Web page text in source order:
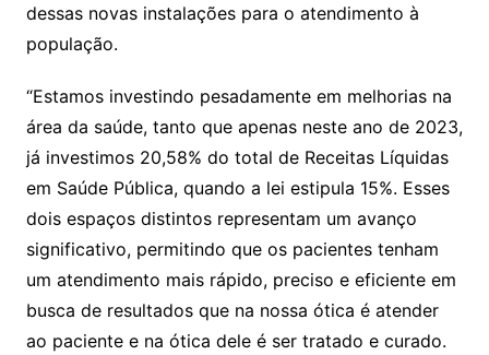
dessas novas instalações para o atendimento à
população.
“Estamos investindo pesadamente em melhorias na
área da saúde, tanto que apenas neste ano de 2023,
já investimos 20,58% do total de Receitas Líquidas
em Saúde Pública, quando a lei estipula 15%. Esses
dois espaços distintos representam um avanço
significativo, permitindo que os pacientes tenham
um atendimento mais rápido, preciso e eficiente em
busca de resultados que na nossa ótica é atender
ao paciente e na ótica dele é ser tratado e curado.